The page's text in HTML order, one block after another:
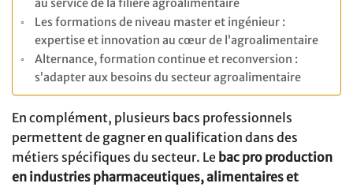
au service de la filière agroalimentaire
Les formations de niveau master et ingénieur :
expertise et innovation au cœur de l’agroalimentaire
Alternance, formation continue et reconversion :
s’adapter aux besoins du secteur agroalimentaire
En complément, plusieurs bacs professionnels
permettent de gagner en qualification dans des
métiers spécifiques du secteur. Le bac pro production
en industries pharmaceutiques, alimentaires et